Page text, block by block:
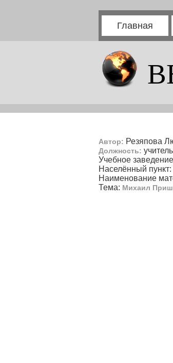
Главная
Автор: Резяпова
Должность:
Учебное
Населённый
Наименование
Тема: Михаил